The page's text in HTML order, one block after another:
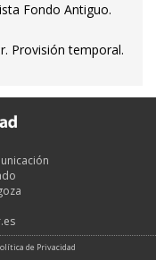
Fondo Antiguo.
Provisión temporal.
de Privacidad